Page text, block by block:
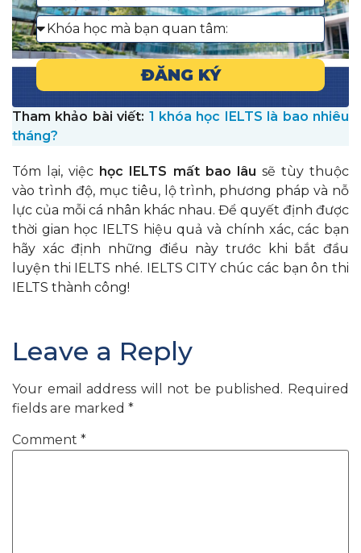
ĐĂNG KÝ
Tham khảo bài viết: 1 khóa học IELTS là bao nhiêu
tháng?
Tóm lại, việc học IELTS mất bao lâu sẽ tùy thuộc
vào trình độ, mục tiêu, lộ trình, phương pháp và nỗ
lực của mỗi cá nhân khác nhau. Để quyết định được
thời gian học IELTS hiệu quả và chính xác, các bạn
hãy xác định những điều này trước khi bắt đầu
luyện thi IELTS nhé. IELTS CITY chúc các bạn ôn thi
IELTS thành công!
Leave a Reply
Your email address will not be published. Required
fields are marked *
Comment *